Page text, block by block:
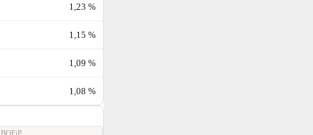
1,23 %
1,15 %
1,09 %
1,08 %